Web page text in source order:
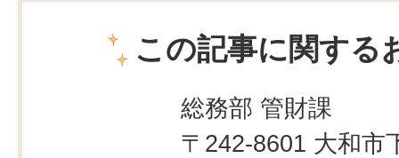
この記事に関する
総務部 管財課
〒242-8601 大和市